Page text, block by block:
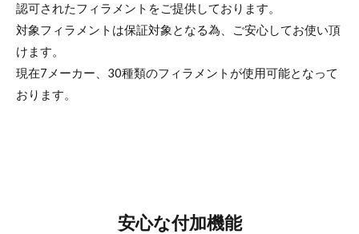
認可されたフィラメントをご提供しております。
対象フィラメントは保証対象となる為、ご安心してお使い頂
けます。
現在7メーカー、30種類のフィラメントが使用可能となって
おります。
安心な付加機能